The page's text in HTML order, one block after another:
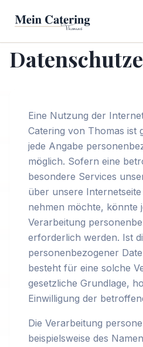
Eine Nutzung der
Catering von Thomas ist
jede Angabe
möglich. Sofern eine
besondere Services
über unsere
nehmen möchte, könnte
Verarbeitung
erforderlich werden. Ist
personenbezogener
besteht für eine solche
gesetzliche Grundlage,
Einwilligung der
Die Verarbeitung
beispielsweise des